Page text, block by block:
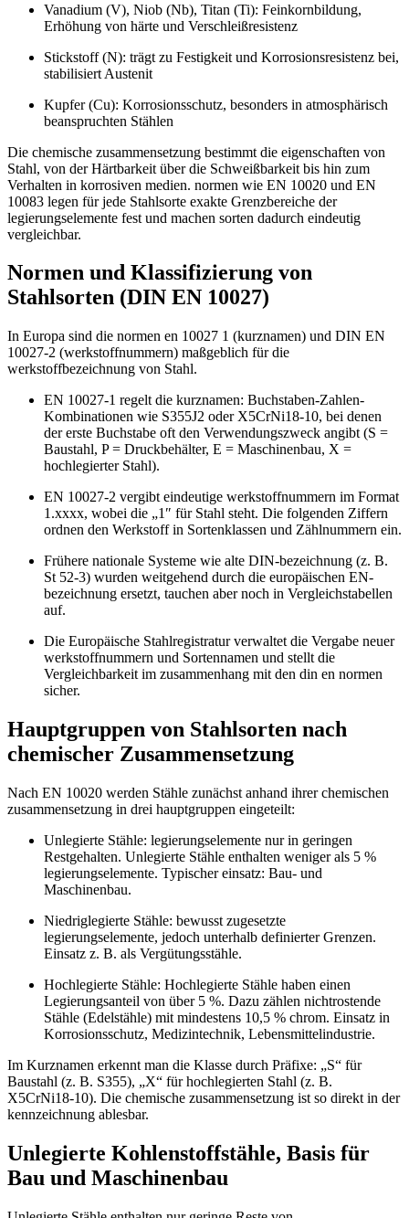
Vanadium (V), Niob (Nb), Titan (Ti): Feinkornbildung,
Erhöhung von härte und Verschleißresistenz
Stickstoff (N): trägt zu Festigkeit und Korrosionsresistenz bei,
stabilisiert Austenit
Kupfer (Cu): Korrosionsschutz, besonders in atmosphärisch
beanspruchten Stählen
Die chemische zusammensetzung bestimmt die eigenschaften von
Stahl, von der Härtbarkeit über die Schweißbarkeit bis hin zum
Verhalten in korrosiven medien. normen wie EN 10020 und EN
10083 legen für jede Stahlsorte exakte Grenzbereiche der
legierungselemente fest und machen sorten dadurch eindeutig
vergleichbar.
Normen und Klassifizierung von
Stahlsorten (DIN EN 10027)
In Europa sind die normen en 10027 1 (kurznamen) und DIN EN
10027-2 (werkstoffnummern) maßgeblich für die
werkstoffbezeichnung von Stahl.
EN 10027-1 regelt die kurznamen: Buchstaben-Zahlen-
Kombinationen wie S355J2 oder X5CrNi18-10, bei denen
der erste Buchstabe oft den Verwendungszweck angibt (S =
Baustahl, P = Druckbehälter, E = Maschinenbau, X =
hochlegierter Stahl).
EN 10027-2 vergibt eindeutige werkstoffnummern im Format
1.xxxx, wobei die „1″ für Stahl steht. Die folgenden Ziffern
ordnen den Werkstoff in Sortenklassen und Zählnummern ein.
Frühere nationale Systeme wie alte DIN-bezeichnung (z. B.
St 52-3) wurden weitgehend durch die europäischen EN-
bezeichnung ersetzt, tauchen aber noch in Vergleichstabellen
auf.
Die Europäische Stahlregistratur verwaltet die Vergabe neuer
werkstoffnummern und Sortennamen und stellt die
Vergleichbarkeit im zusammenhang mit den din en normen
sicher.
Hauptgruppen von Stahlsorten nach
chemischer Zusammensetzung
Nach EN 10020 werden Stähle zunächst anhand ihrer chemischen
zusammensetzung in drei hauptgruppen eingeteilt:
Unlegierte Stähle: legierungselemente nur in geringen
Restgehalten. Unlegierte Stähle enthalten weniger als 5 %
legierungselemente. Typischer einsatz: Bau- und
Maschinenbau.
Niedriglegierte Stähle: bewusst zugesetzte
legierungselemente, jedoch unterhalb definierter Grenzen.
Einsatz z. B. als Vergütungsstähle.
Hochlegierte Stähle: Hochlegierte Stähle haben einen
Legierungsanteil von über 5 %. Dazu zählen nichtrostende
Stähle (Edelstähle) mit mindestens 10,5 % chrom. Einsatz in
Korrosionsschutz, Medizintechnik, Lebensmittelindustrie.
Im Kurznamen erkennt man die Klasse durch Präfixe: „S“ für
Baustahl (z. B. S355), „X“ für hochlegierten Stahl (z. B.
X5CrNi18-10). Die chemische zusammensetzung ist so direkt in der
kennzeichnung ablesbar.
Unlegierte Kohlenstoffstähle, Basis für
Bau und Maschinenbau